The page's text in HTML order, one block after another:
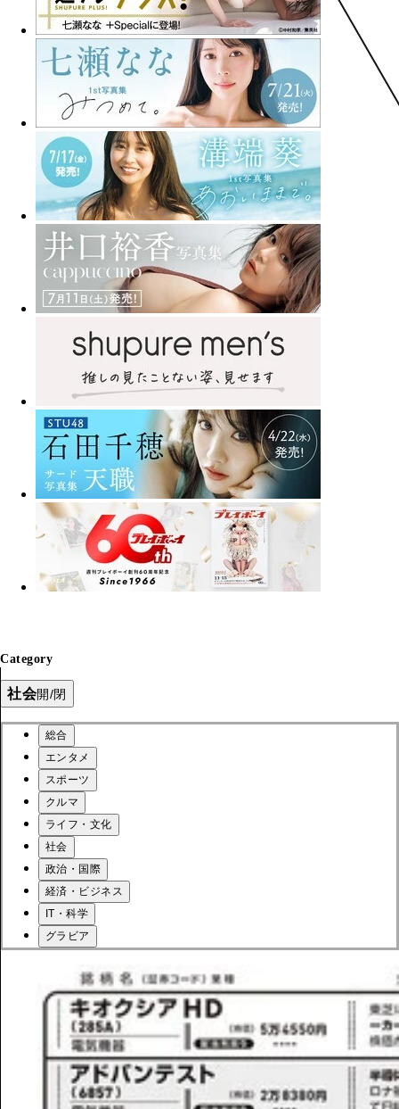
Category
社会開/閉
総合
エンタメ
スポーツ
クルマ
ライフ・文化
社会
政治・国際
経済・ビジネス
IT・科学
グラビア